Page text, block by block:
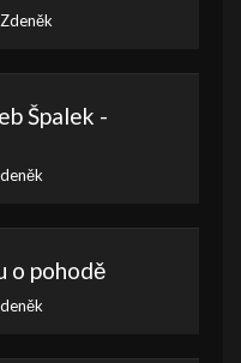
Špalek -
o pohodě